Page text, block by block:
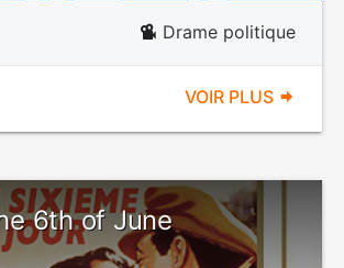
Drame politique
VOIR PLUS
6th of June